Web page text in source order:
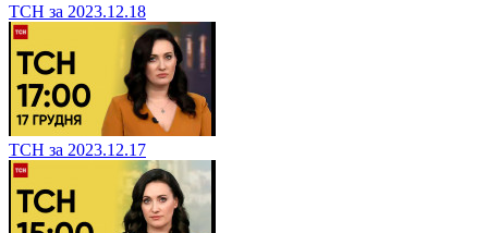
ТСН за 2023.12.18
ТСН за 2023.12.17